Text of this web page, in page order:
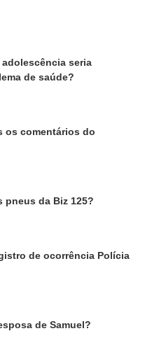
seria
de saúde?
os comentários do
pneus da Biz 125?
de ocorrência Polícia
de Samuel?